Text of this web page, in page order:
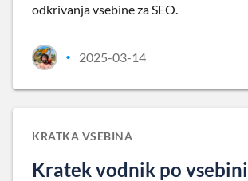
odkrivanja vsebine za SEO.
• 2025-03-14
KRATKA VSEBINA
Kratek vodnik po vsebini